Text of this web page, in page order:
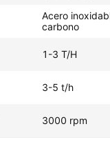
Acero
carbono
1-3 T/H
3-5 t/h
3000 rpm